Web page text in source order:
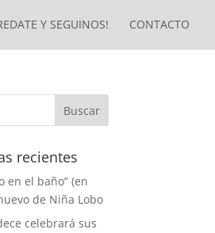
Y SEGUINOS! CONTACTO
recientes
en el baño” (en
de Niña Lobo
celebrará sus